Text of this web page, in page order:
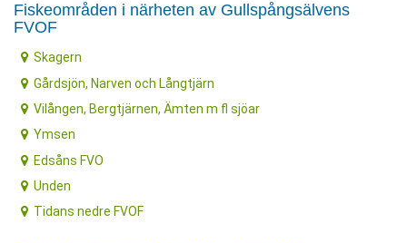
Fiskeområden i närheten av Gullspångsälvens
FVOF
Skagern
Gårdsjön, Narven och Långtjärn
Vilången, Bergtjärnen, Ämten m fl sjöar
Ymsen
Edsåns FVO
Unden
Tidans nedre FVOF